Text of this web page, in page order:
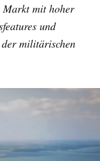
Markt mit hoher
und
militärischen